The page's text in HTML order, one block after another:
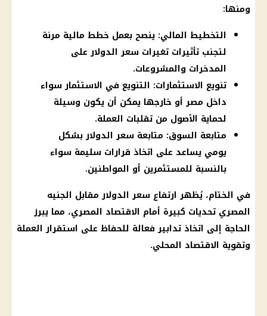
ومنها:
التخطيط المالي: ينصح بعمل خطط مالية مرنة
لتجنب تأثيرات تغيرات سعر الدولار على
المدخرات والمشروعات.
تنويع الاستثمارات: التنويع في الاستثمار سواء
داخل مصر أو خارجها يمكن أن يكون وسيلة
لحماية الأصول من تقلبات العملة.
متابعة السوق: متابعة سعر الدولار بشكل
يومي يساعد على اتخاذ قرارات سليمة سواء
بالنسبة للمستثمرين أو المواطنين.
في الختام، يُظهر ارتفاع سعر الدولار مقابل الجنيه
المصري تحديات كبيرة أمام الاقتصاد المصري، مما يبرز
الحاجة إلى اتخاذ تدابير فعالة للحفاظ على استقرار العملة
وتقوية الاقتصاد المحلي.